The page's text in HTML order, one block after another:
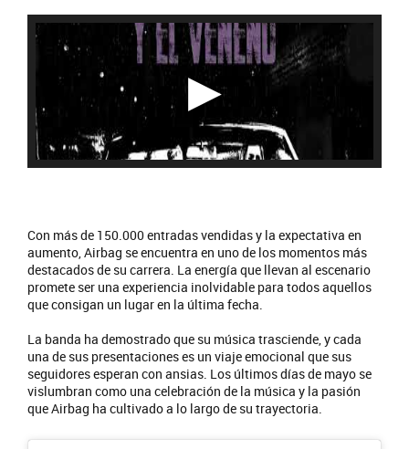
Con más de 150.000 entradas vendidas y la expectativa en
aumento, Airbag se encuentra en uno de los momentos más
destacados de su carrera. La energía que llevan al escenario
promete ser una experiencia inolvidable para todos aquellos
que consigan un lugar en la última fecha.
La banda ha demostrado que su música trasciende, y cada
una de sus presentaciones es un viaje emocional que sus
seguidores esperan con ansias. Los últimos días de mayo se
vislumbran como una celebración de la música y la pasión
que Airbag ha cultivado a lo largo de su trayectoria.